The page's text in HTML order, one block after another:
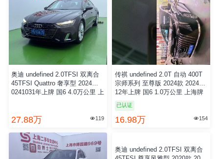
奥迪 undefined 2.0TFSI 双离合
45TFSI Quattro 奢享型 2024款 2
0241031年上牌 国6 4.0万公里 上
27.88万  119
传祺 undefined 2.0T 自动 400T
宗师系列 至尊版 2024款 202408
12年上牌 国6 1.0万公里 上海牌
已认证
16.98万  154